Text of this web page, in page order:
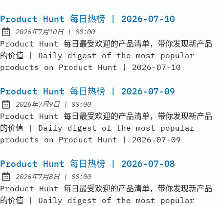
Product Hunt 每日热榜 | 2026-07-10
Published:
2026年7月10日| at
00:00
Product Hunt 每日最受欢迎的产品清单，带你发现新产品
的价值 | Daily digest of the most popular
products on Product Hunt | 2026-07-10
Product Hunt 每日热榜 | 2026-07-09
Published:
2026年7月9日| at
00:00
Product Hunt 每日最受欢迎的产品清单，带你发现新产品
的价值 | Daily digest of the most popular
products on Product Hunt | 2026-07-09
Product Hunt 每日热榜 | 2026-07-08
Published:
2026年7月8日| at
00:00
Product Hunt 每日最受欢迎的产品清单，带你发现新产品
的价值 | Daily digest of the most popular